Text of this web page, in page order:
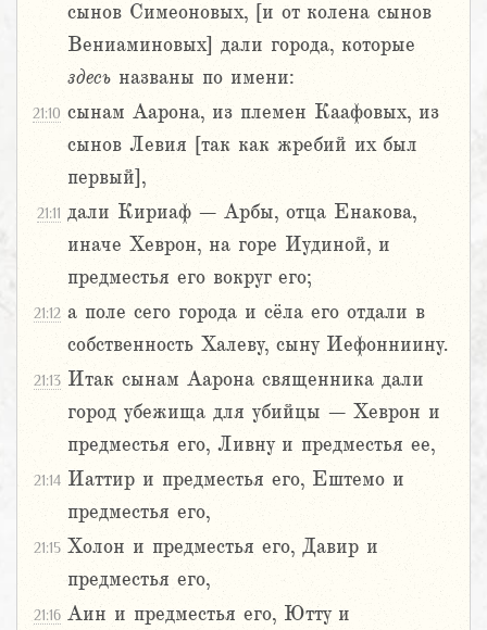
сынов Симеоновых, [и от колена сынов
Вениаминовых] дали города, которые
здесь названы по имени:
21:10 сынам Аарона, из племен Каафовых, из
сынов Левия [так как жребий их был
первый],
21:11 дали Кириаф – Арбы, отца Енакова,
иначе Хеврон, на горе Иудиной, и
предместья его вокруг его;
21:12 а поле сего города и сёла его отдали в
собственность Халеву, сыну Иефонниину.
21:13 Итак сынам Аарона священника дали
город убежища для убийцы – Хеврон и
предместья его, Ливну и предместья ее,
21:14 Иаттир и предместья его, Ештемо и
предместья его,
21:15 Холон и предместья его, Давир и
предместья его,
21:16 Аин и предместья его, Ютту и